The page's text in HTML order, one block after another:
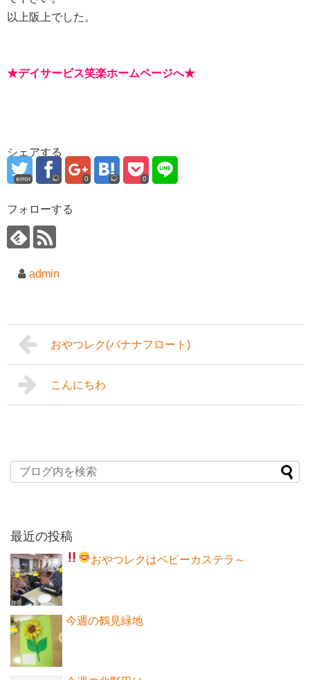
以上阪上でした。
★デイサービス笑楽ホームページへ★
シェアする
error 0 0
フォローする
admin
おやつレク(バナナフロート)
こんにちわ
最近の投稿
おやつレクはベビーカステラ～
今週の鶴見緑地